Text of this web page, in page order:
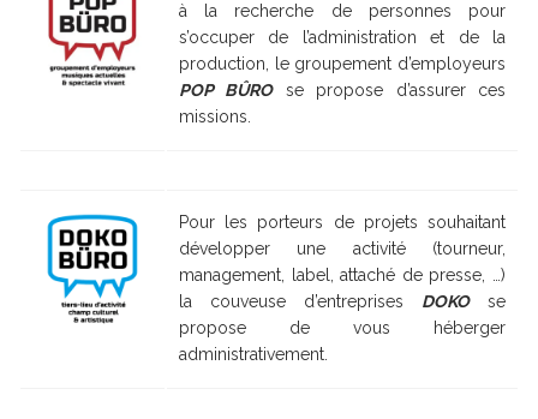
à la recherche de personnes pour
s’occuper de l’administration et de la
production, le groupement d’employeurs
POP BÛROse propose d’assurer ces
missions.
Pour les porteurs de projets souhaitant
développer une activité (tourneur,
management, label, attaché de presse, …)
la couveuse d’entreprises DOKOse
propose de vous héberger
administrativement.